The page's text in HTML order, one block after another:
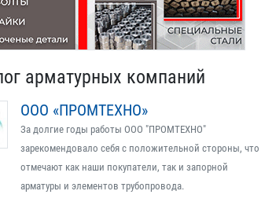
арматурных компаний
ООО «ПРОМТЕХНО»
За долгие годы работы ООО "ПРОМТЕХНО"
зарекомендовало себя с положительной стороны, что
отмечают как наши покупатели, так и запорной
арматуры и элементов трубопровода.